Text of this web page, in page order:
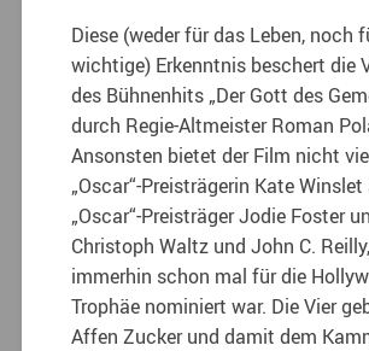
Diese (weder für das Leben, noch
wichtige) Erkenntnis beschert die
des Bühnenhits „Der Gott des
durch Regie-Altmeister Roman
Ansonsten bietet der Film nicht
„Oscar“-Preisträgerin Kate
„Oscar“-Preisträger Jodie Foster
Christoph Waltz und John C.
immerhin schon mal für die
Trophäe nominiert war. Die Vier
Affen Zucker und damit dem